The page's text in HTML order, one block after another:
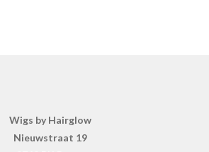
Wigs by Hairglow
Nieuwstraat 19